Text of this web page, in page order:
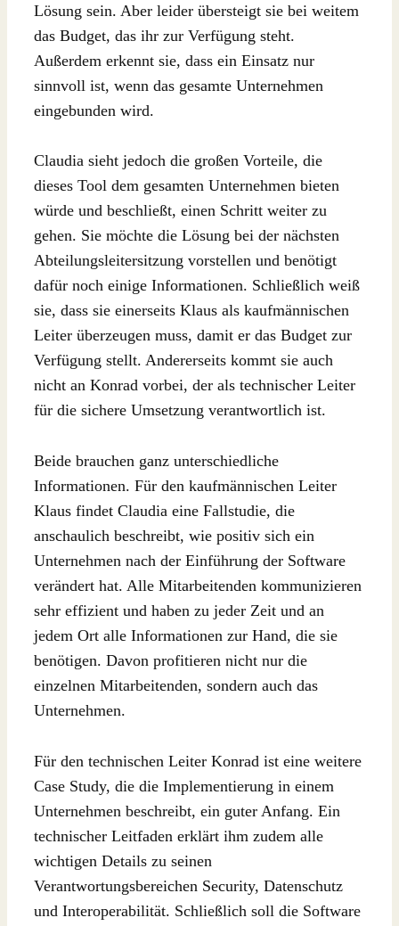
Lösung sein. Aber leider übersteigt sie bei weitem
das Budget, das ihr zur Verfügung steht.
Außerdem erkennt sie, dass ein Einsatz nur
sinnvoll ist, wenn das gesamte Unternehmen
eingebunden wird.
Claudia sieht jedoch die großen Vorteile, die
dieses Tool dem gesamten Unternehmen bieten
würde und beschließt, einen Schritt weiter zu
gehen. Sie möchte die Lösung bei der nächsten
Abteilungsleitersitzung vorstellen und benötigt
dafür noch einige Informationen. Schließlich weiß
sie, dass sie einerseits Klaus als kaufmännischen
Leiter überzeugen muss, damit er das Budget zur
Verfügung stellt. Andererseits kommt sie auch
nicht an Konrad vorbei, der als technischer Leiter
für die sichere Umsetzung verantwortlich ist.
Beide brauchen ganz unterschiedliche
Informationen. Für den kaufmännischen Leiter
Klaus findet Claudia eine Fallstudie, die
anschaulich beschreibt, wie positiv sich ein
Unternehmen nach der Einführung der Software
verändert hat. Alle Mitarbeitenden kommunizieren
sehr effizient und haben zu jeder Zeit und an
jedem Ort alle Informationen zur Hand, die sie
benötigen. Davon profitieren nicht nur die
einzelnen Mitarbeitenden, sondern auch das
Unternehmen.
Für den technischen Leiter Konrad ist eine weitere
Case Study, die die Implementierung in einem
Unternehmen beschreibt, ein guter Anfang. Ein
technischer Leitfaden erklärt ihm zudem alle
wichtigen Details zu seinen
Verantwortungsbereichen Security, Datenschutz
und Interoperabilität. Schließlich soll die Software